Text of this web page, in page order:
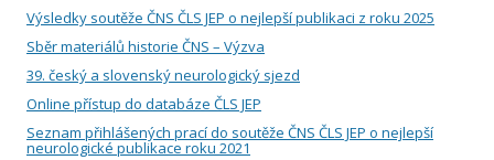
Rok 2024
Prosinec
Listopad
Výsledky soutěže ČNS ČLS JEP o nejlepší publikaci z roku 2025
Sběr materiálů historie ČNS – Výzva
39. český a slovenský neurologický sjezd
Online přístup do databáze ČLS JEP
Seznam přihlášených prací do soutěže ČNS ČLS JEP o nejlepší
neurologické publikace roku 2021